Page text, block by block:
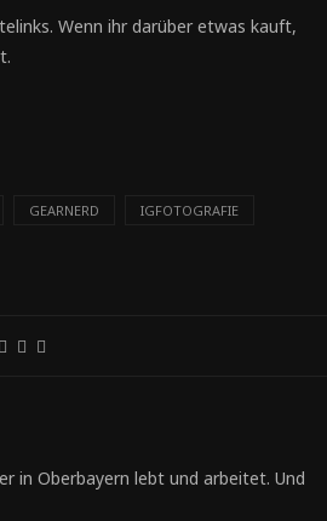
Wenn ihr darüber etwas kauft,
GEARNERD IGFOTOGRAFIE
in Oberbayern lebt und arbeitet. Und